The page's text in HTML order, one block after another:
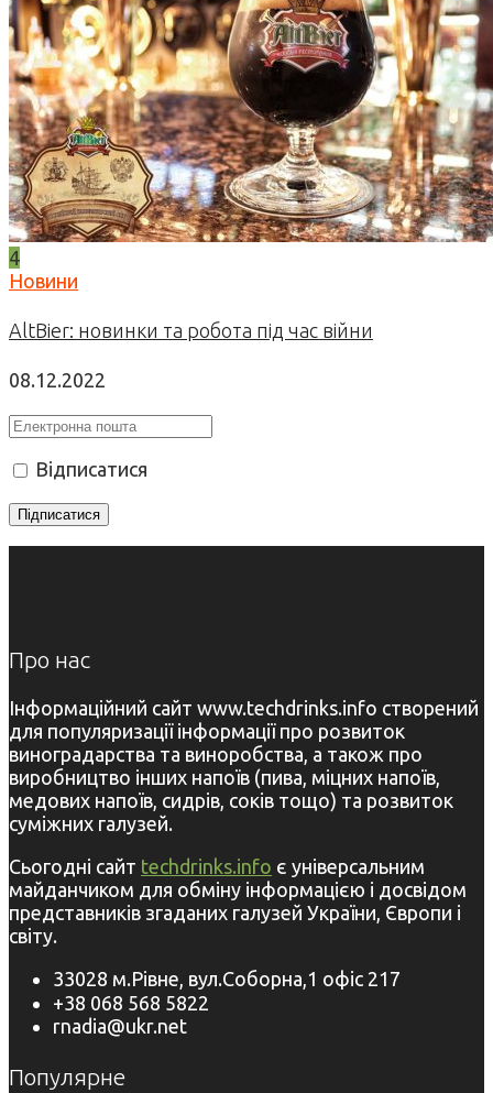
4
Новини
AltBier: новинки та робота під час війни
08.12.2022
Відписатися
Про нас
Інформаційний сайт www.techdrinks.info створений
для популяризації інформації про розвиток
виноградарства та виноробства, а також про
виробництво інших напоїв (пива, міцних напоїв,
медових напоїв, сидрів, соків тощо) та розвиток
суміжних галузей.
Сьогодні сайт techdrinks.info є універсальним
майданчиком для обміну інформацією і досвідом
представників згаданих галузей України, Європи і
світу.
33028 м.Рівне, вул.Соборна,1 офіс 217
+38 068 568 5822
rnadia@ukr.net
Популярне